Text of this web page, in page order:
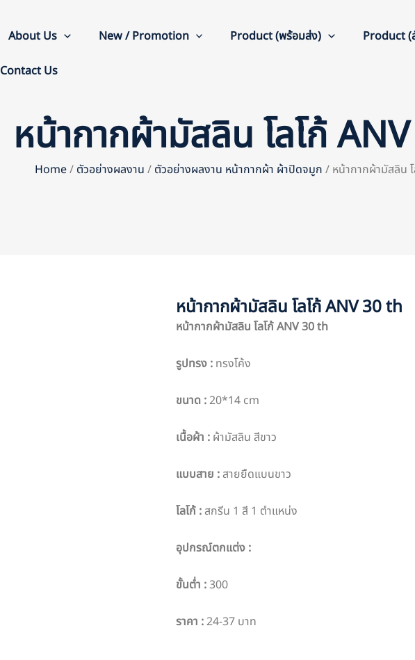
About Us New / Promotion Product (พร้อมส่ง) Product (
Contact Us
หน้ากากผ้ามัสลิน โลโก้
Home/ ตัวอย่างผลงาน / ตัวอย่างผลงาน หน้ากากผ้า ผ้าปิดจมูก / หน้ากากผ้ามัสลิน
หน้ากากผ้ามัสลิน โลโก้ ANV 30 th
หน้ากากผ้ามัสลิน โลโก้ANV 30 th
รูปทรง : ทรงโค้ง
ขนาด :20*14 cm
เนื้อผ้า : ผ้ามัสลิน สีขาว
แบบสาย : สายยืดแบนขาว
โลโก้ : สกรีน 1 สี 1 ตำแหน่ง
อุปกรณ์ตกแต่ง :
ขั้นต่ำ :300
ราคา :24-37 บาท